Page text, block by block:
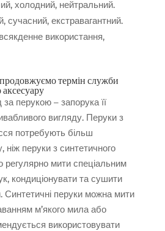
холодний, нейтральний.
сучасний, екстравагантний.
використання,
термін служби
перукою – запорука її
вигляду. Перуки з
потребують більш
ніж перуки з синтетичного
регулярно мити спеціальним
кондиціонувати та сушити
перуки можна мити
м’якого мила або
використовувати